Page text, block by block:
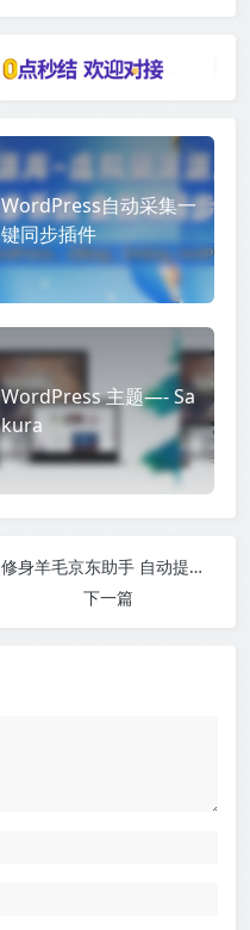
WordPress自动采集一
键同步插件
WordPress 主题—- Sa
kura
修身羊毛京东助手 自动提交ck执行程序
下一篇